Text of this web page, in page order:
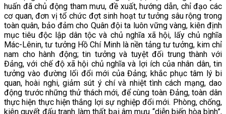
huấn đã chủ động tham mưu, đề xuất, hướng dẫn, chỉ đạo các
cơ quan, đơn vị tổ chức đợt sinh hoạt tư tưởng sâu rộng trong
toàn quân, bảo đảm cho Quân đội ta luôn vững vàng, kiên định
mục tiêu độc lập dân tộc và chủ nghĩa xã hội, lấy chủ nghĩa
Mác-Lênin, tư tưởng Hồ Chí Minh là nền tảng tư tưởng, kim chỉ
nam cho hành động; tin tưởng và tuyệt đối trung thành với
Đảng, với chế độ xã hội chủ nghĩa và lợi ích của nhân dân, tin
tưởng vào đường lối đổi mới của Đảng; khắc phục tâm lý bi
quan, hoài nghi, giảm sút ý chí và nhiệt tình cách mạng, dao
động trước những thử thách mới, để cùng toàn Đảng, toàn dân
thực hiện thực hiện thắng lợi sự nghiệp đổi mới. Phòng, chống,
kiên quyết đấu tranh làm thất bại âm mưu “diễn biến hòa bình”,